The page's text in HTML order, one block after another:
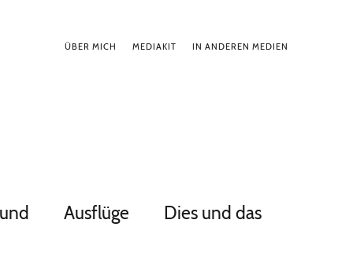
ÜBER MICH MEDIAKIT IN ANDEREN MEDIEN
Ausflüge Dies und das